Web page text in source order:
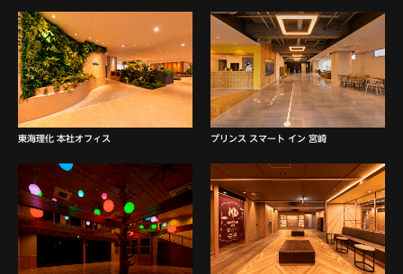
東海理化 本社オフィス プリンス スマート イン 宮崎